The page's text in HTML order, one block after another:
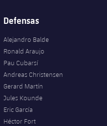
Defensas
Alejandro Balde
Ronald Araujo
Pau Cubarsí
Andreas Christensen
Gerard Martín
Jules Kounde
Eric García
Héctor Fort